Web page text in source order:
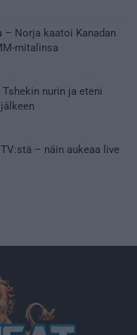
Norja kaatoi Kanadan
mitalinsa
nurin ja eteni
– näin aukeaa live